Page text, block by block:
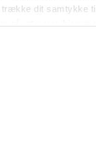
dit samtykke
utrolig, og i
viser sig at
historie om den